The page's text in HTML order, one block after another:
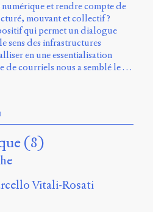
numérique et rendre compte de
mouvant et collectif ?
qui permet un dialogue
sens des infrastructures
en une essentialisation
de courriels nous a semblé le …
(8)
Vitali-Rosati